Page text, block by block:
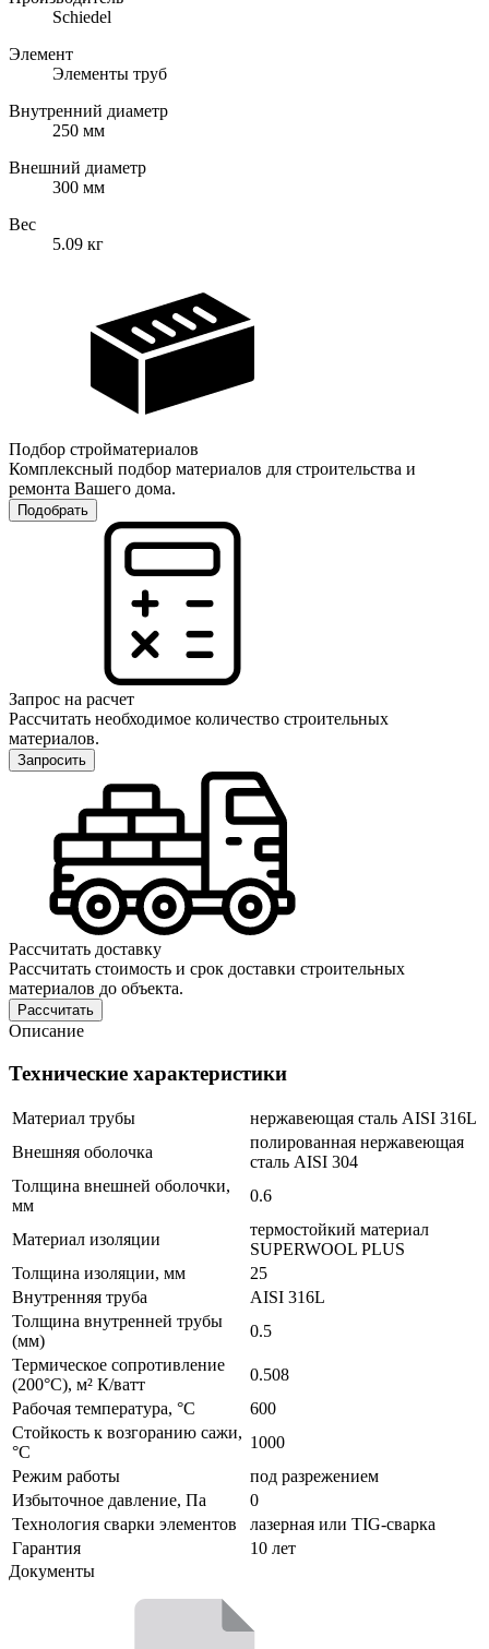
Schiedel
Элемент
Элементы труб
Внутренний диаметр
250 мм
Внешний диаметр
300 мм
Вес
5.09 кг
Подбор стройматериалов
Комплексный подбор материалов для строительства и
ремонта Вашего дома.
Подобрать
Запрос на расчет
Рассчитать необходимое количество строительных
материалов.
Запросить
Рассчитать доставку
Рассчитать стоимость и срок доставки строительных
материалов до объекта.
Рассчитать
Описание
Технические характеристики
Материал трубы
нержавеющая сталь AISI 316L
Внешняя оболочка
полированная нержавеющая
сталь AISI 304
Толщина внешней оболочки,
мм
0.6
Материал изоляции
термостойкий материал
SUPERWOOL PLUS
Толщина изоляции, мм
25
Внутренняя труба
AISI 316L
Толщина внутренней трубы
(мм)
0.5
Термическое сопротивление
(200°C), м² К/ватт
0.508
Рабочая температура, °C
600
Стойкость к возгоранию сажи,
°C
1000
Режим работы
под разрежением
Избыточное давление, Па
0
Технология сварки элементов
лазерная или TIG-сварка
Гарантия
10 лет
Документы